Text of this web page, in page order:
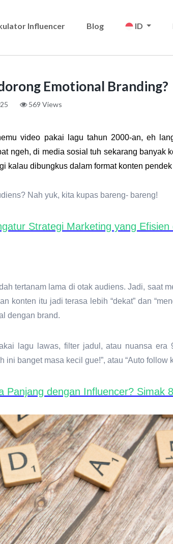
Influencer Blog ID
Emotional Branding?
569 Views
video pakai lagu tahun 2000-an, eh
ngeh, di media sosial tuh sekarang banyak
kalau dibungkus dalam format konten
Nah yuk, kita kupas bareng- bareng!
Strategi Marketing yang
tertanam lama di otak audiens. Jadi, saat
konten itu jadi terasa lebih “dekat” dan
dengan brand.
lagu lawas, filter jadul, atau nuansa era
banget masa kecil gue!”, atau “Auto follow
Panjang dengan Influencer? Simak